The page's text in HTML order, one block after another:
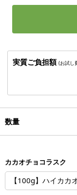
実質ご負担額 (お試し
数量
カカオチョコラスク
【100g】ハイカカ